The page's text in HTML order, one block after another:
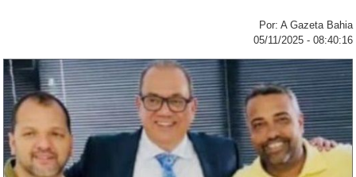
Por: A Gazeta Bahia
05/11/2025 - 08:40:16